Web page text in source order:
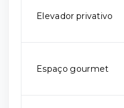
Elevador privativo
Espaço gourmet